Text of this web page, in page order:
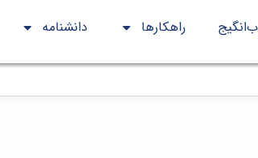
راهكارها دانشنامه